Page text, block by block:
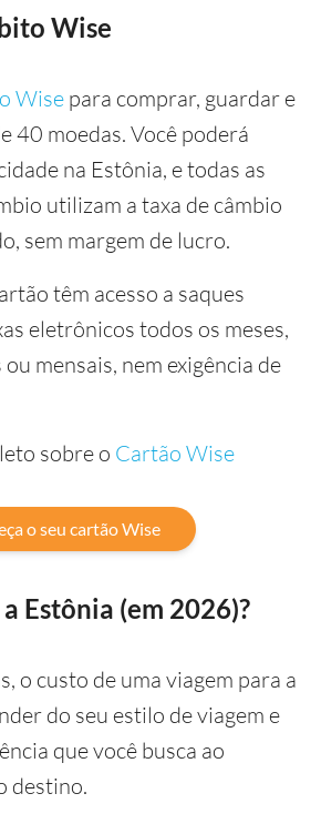
Wise
Wisepara comprar, guardar e
40 moedas. Você poderá
na Estônia, e todas as
utilizam a taxa de câmbio
sem margem de lucro.
têm acesso a saques
eletrônicos todos os meses,
mensais, nem exigência de
sobre o Cartão Wise
o seu cartão Wise
Estônia (em 2026)?
o custo de uma viagem para a
do seu estilo de viagem e
que você busca ao
destino.